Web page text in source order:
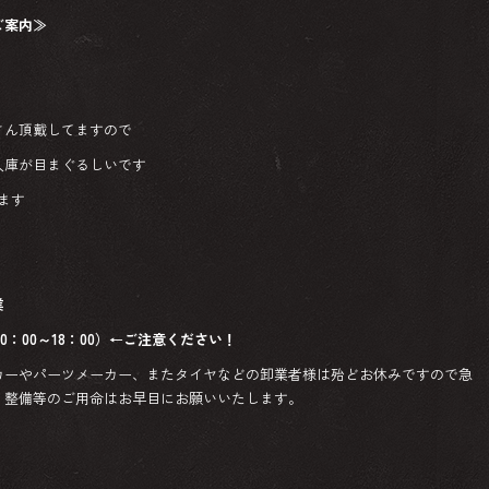
案内≫
頂戴してますので
が目まぐるしいです
す
～18：00）←ご注意ください！
やパーツメーカー、またタイヤなどの卸業者様は殆どお休みですので急
備等のご用命はお早目にお願いいたします。